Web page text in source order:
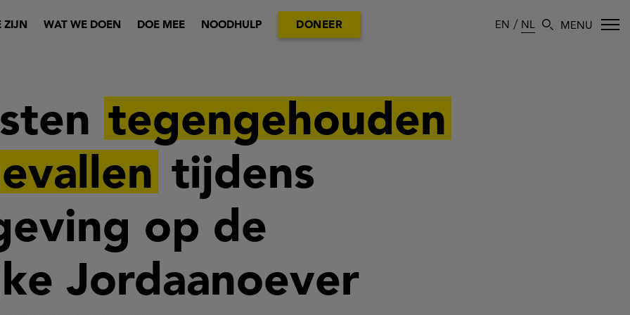
ZIJN WAT WE DOEN DOE MEE NOODHULP DONEER EN NL
tegengehouden
tijdens
op de
Jordaanoever